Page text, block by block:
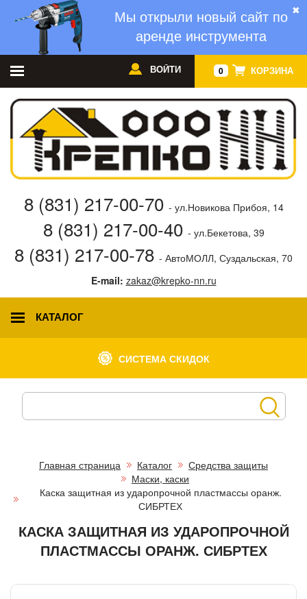
✖
Мы открыли новый сайт по
аренде инструмента
0 КОРЗИНА
ВОЙТИ
8 (831) 217-00-70 - ул.Новикова Прибоя, 14
8 (831) 217-00-40 - ул.Бекетова, 39
8 (831) 217-00-78 - АвтоМОЛЛ, Суздальская, 70
E-mail: zakaz@krepko-nn.ru
КАТАЛОГ
СИСТЕМА СКИДОК
Главная страница Каталог
Средства защиты
Маски, каски
Каска защитная из ударопрочной пластмассы оранж.
СИБРТЕХ
КАСКА ЗАЩИТНАЯ ИЗ УДАРОПРОЧНОЙ
ПЛАСТМАССЫ ОРАНЖ. СИБРТЕХ